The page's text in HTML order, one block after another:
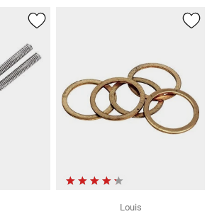
Louis